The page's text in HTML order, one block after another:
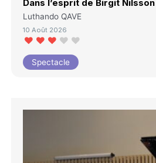
Dans l’esprit de Birgit Nilsson
Luthando QAVE
10 Août 2026
Spectacle